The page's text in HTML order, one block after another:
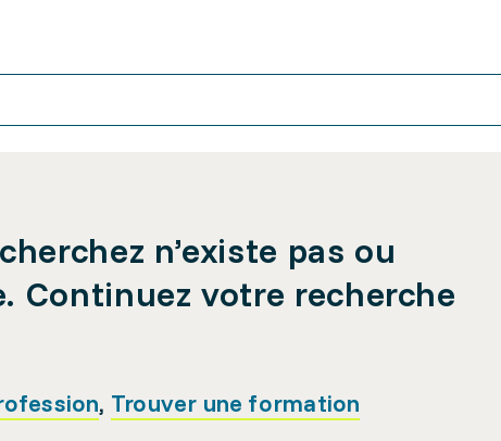
n’existe pas ou
Continuez votre recherche
, Trouver une formation